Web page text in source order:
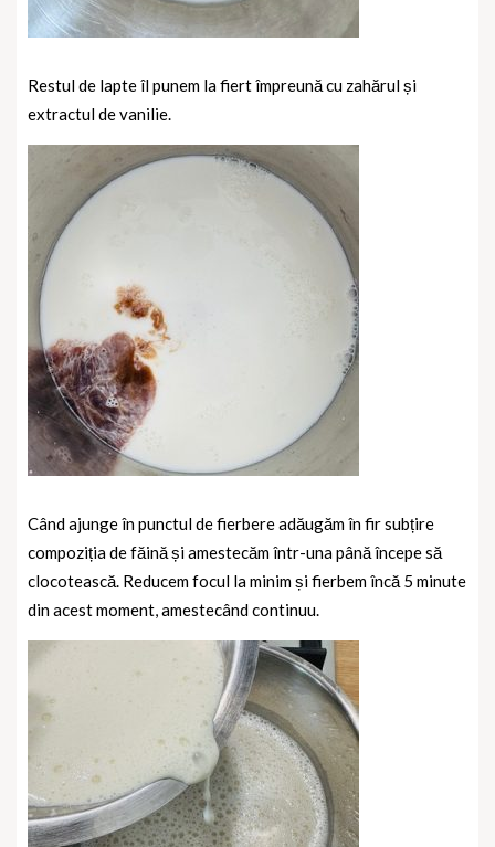
Restul de lapte îl punem la fiert împreună cu zahărul și
extractul de vanilie.
Când ajunge în punctul de fierbere adăugăm în fir subțire
compoziția de făină și amestecăm într-una până începe să
clocotească. Reducem focul la minim și fierbem încă 5 minute
din acest moment, amestecând continuu.